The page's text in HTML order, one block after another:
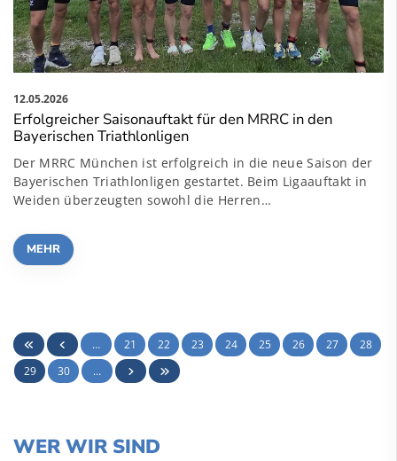
12.05.2026
Erfolgreicher Saisonauftakt für den MRRC in den
Bayerischen Triathlonligen
Der MRRC München ist erfolgreich in die neue Saison der
Bayerischen Triathlonligen gestartet. Beim Ligaauftakt in
Weiden überzeugten sowohl die Herren…
MEHR
… 21 22 23 24 25 26 27
28
29
30 …
WER WIR SIND